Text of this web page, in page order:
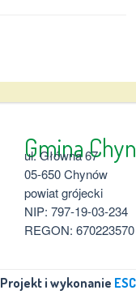
Gmina
ul. Główna 67
05-650 Chynów
powiat grójecki
NIP: 797-19-03-234
REGON: 670223570
Projekt i wykonanie ESC